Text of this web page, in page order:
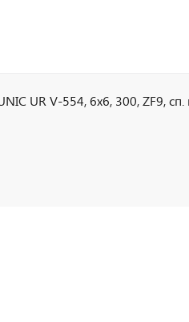
UR V-554, 6х6, 300, ZF9, сп.